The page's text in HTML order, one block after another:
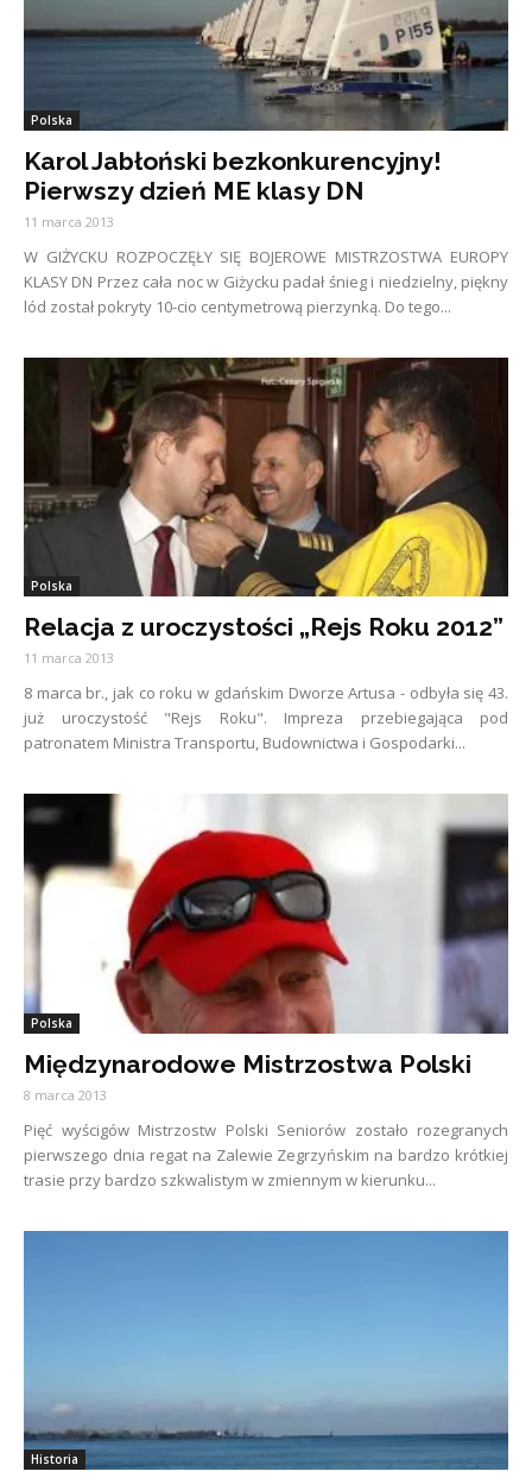
Polska
Karol Jabłoński bezkonkurencyjny!
Pierwszy dzień ME klasy DN
11 marca 2013
W GIŻYCKU ROZPOCZĘŁY SIĘ BOJEROWE MISTRZOSTWA EUROPY
KLASY DN Przez cała noc w Giżycku padał śnieg i niedzielny, piękny
lód został pokryty 10-cio centymetrową pierzynką. Do tego...
Polska
Relacja z uroczystości „Rejs Roku 2012”
11 marca 2013
8 marca br., jak co roku w gdańskim Dworze Artusa - odbyła się 43.
już uroczystość "Rejs Roku". Impreza przebiegająca pod
patronatem Ministra Transportu, Budownictwa i Gospodarki...
Polska
Międzynarodowe Mistrzostwa Polski
8 marca 2013
Pięć wyścigów Mistrzostw Polski Seniorów zostało rozegranych
pierwszego dnia regat na Zalewie Zegrzyńskim na bardzo krótkiej
trasie przy bardzo szkwalistym w zmiennym w kierunku...
Historia